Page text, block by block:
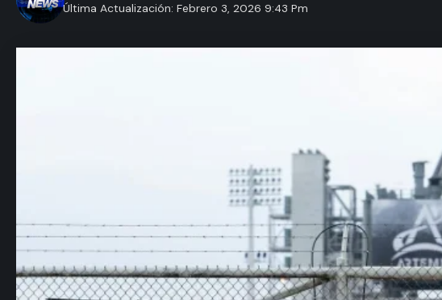
Última Actualización: Febrero 3, 2026 9:43 Pm